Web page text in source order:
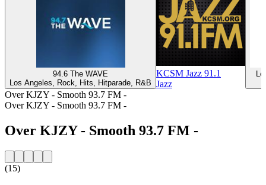
94.6 The WAVE
Los Angeles, Rock, Hits, Hitparade, R&B
KCSM Jazz 91.1
Jazz
Over KJZY - Smooth 93.7 FM -
Over KJZY - Smooth 93.7 FM -
Over KJZY - Smooth 93.7 FM -
(15)